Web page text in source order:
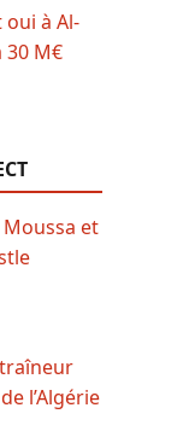
à Al-
30 M€
et
l’Algérie